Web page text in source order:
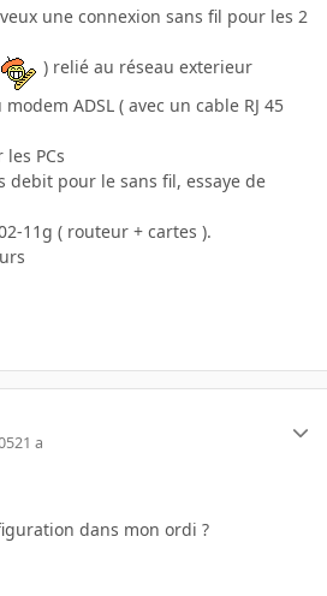
une connexion sans fil pour les 2
) relié au réseau exterieur
ADSL ( avec un cable RJ 45
PCs
debit pour le sans fil, essaye de
11g ( routeur + cartes ).
21 a
dans mon ordi ?